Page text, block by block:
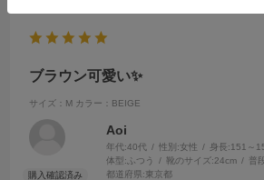
ブラウン可愛い✨
サイズ：M カラー：BEIGE
Aoi
年代:40代 性別:女性 身長:151～
体型: ふつう 靴のサイズ:24cm 普
都道府県:東京都